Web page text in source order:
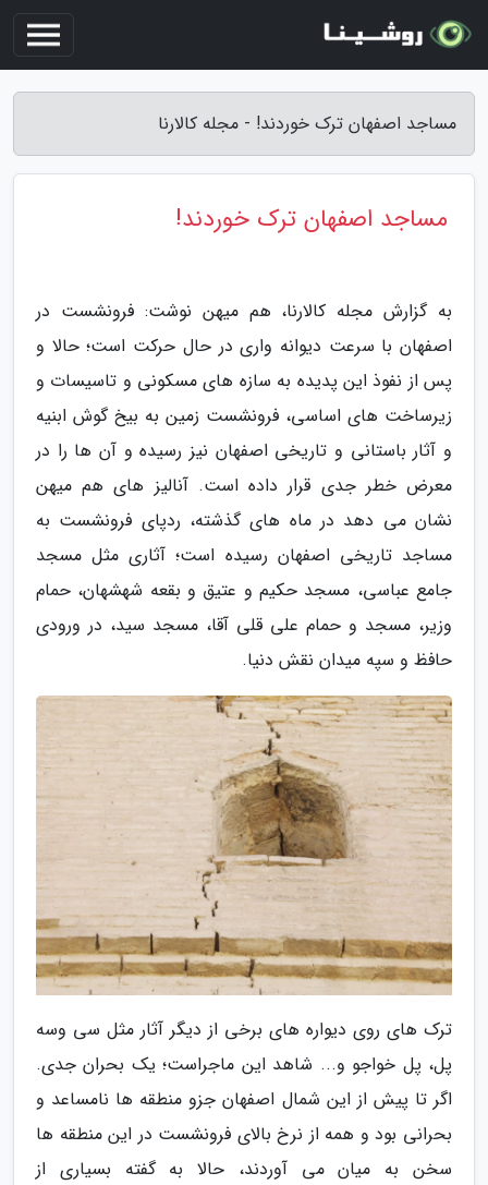
مساجد اصفهان ترک خوردند! - مجله کالارنا
مساجد اصفهان ترک خوردند!
به گزارش مجله کالارنا، هم میهن نوشت: فرونشست در
اصفهان با سرعت دیوانه واری در حال حرکت است؛ حالا و
پس از نفوذ این پدیده به سازه های مسکونی و تاسیسات و
زیرساخت های اساسی، فرونشست زمین به بیخ گوش ابنیه
و آثار باستانی و تاریخی اصفهان نیز رسیده و آن ها را در
معرض خطر جدی قرار داده است. آنالیز های هم میهن
نشان می دهد در ماه های گذشته، ردپای فرونشست به
مساجد تاریخی اصفهان رسیده است؛ آثاری مثل مسجد
جامع عباسی، مسجد حکیم و عتیق و بقعه شهشهان، حمام
وزیر، مسجد و حمام علی قلی آقا، مسجد سید، در ورودی
حافظ و سپه میدان نقش دنیا.
ترک های روی دیواره های برخی از دیگر آثار مثل سی وسه
پل، پل خواجو و... شاهد این ماجراست؛ یک بحران جدی.
اگر تا پیش از این شمال اصفهان جزو منطقه ها نامساعد و
بحرانی بود و همه از نرخ بالای فرونشست در این منطقه ها
سخن به میان می آوردند، حالا به گفته بسیاری از